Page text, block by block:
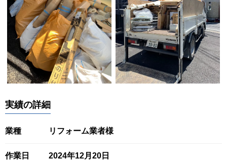
実績の詳細
業種 リフォーム業者様
作業日 2024年12月20日